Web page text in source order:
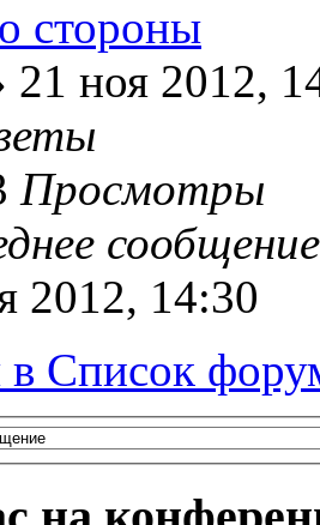
стороны
21 ноя 2012,
Просмотры
2012, 14:30
в Список